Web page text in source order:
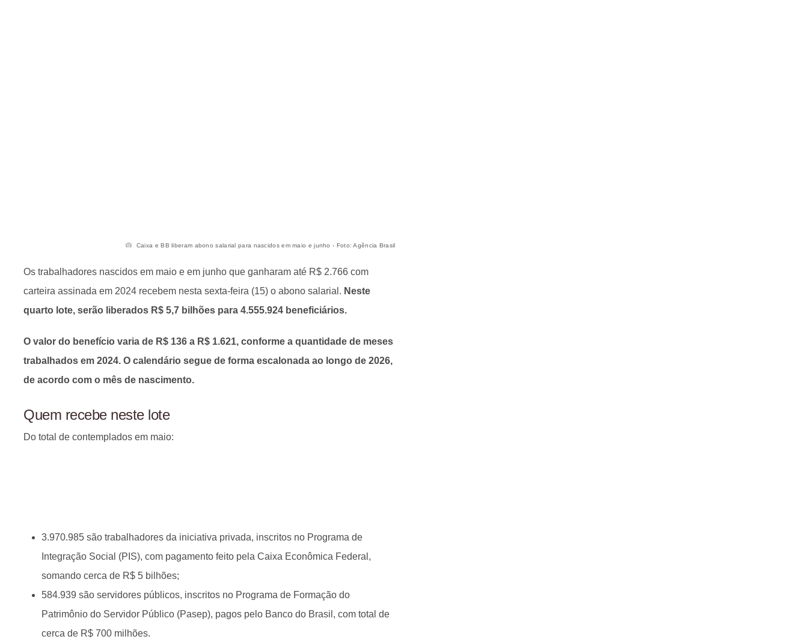
Caixa e BB liberam abono salarial para nascidos em maio e junho - Foto: Agência Brasil
Os trabalhadores nascidos em maio e em junho que ganharam até R$ 2.766 com
carteira assinada em 2024 recebem nesta sexta-feira (15) o abono salarial. Neste
quarto lote, serão liberados R$ 5,7 bilhões para 4.555.924 beneficiários.
O valor do benefício varia de R$ 136 a R$ 1.621, conforme a quantidade de meses
trabalhados em 2024. O calendário segue de forma escalonada ao longo de 2026,
de acordo com o mês de nascimento.
Quem recebe neste lote
Do total de contemplados em maio:
3.970.985 são trabalhadores da iniciativa privada, inscritos no Programa de
Integração Social (PIS), com pagamento feito pela Caixa Econômica Federal,
somando cerca de R$ 5 bilhões;
584.939 são servidores públicos, inscritos no Programa de Formação do
Patrimônio do Servidor Público (Pasep), pagos pelo Banco do Brasil, com total de
cerca de R$ 700 milhões.